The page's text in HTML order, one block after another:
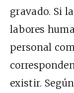
gravado. Si
labores
personal
existir.